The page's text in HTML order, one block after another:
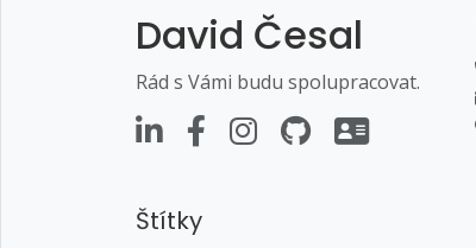
David Česal
Rád s Vámi budu spolupracovat.
Štítky